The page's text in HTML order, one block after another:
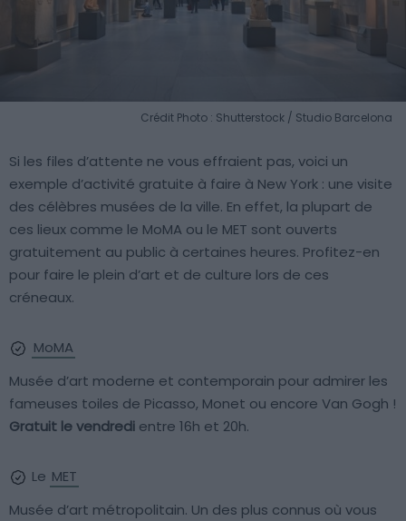
Crédit Photo : Shutterstock / Studio Barcelona
Si les files d’attente ne vous effraient pas, voici un
exemple d’activité gratuite à faire à New York : une visite
des célèbres musées de la ville. En effet, la plupart de
ces lieux comme le MoMA ou le MET sont ouverts
gratuitement au public à certaines heures. Profitez-en
pour faire le plein d’art et de culture lors de ces
créneaux.
MoMA
Musée d’art moderne et contemporain pour admirer les
fameuses toiles de Picasso, Monet ou encore Van Gogh !
Gratuit le vendredi entre 16h et 20h.
Le MET
Musée d’art métropolitain. Un des plus connus où vous